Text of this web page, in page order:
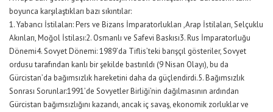
boyunca karşılaştıkları bazı sıkıntılar:
1. Yabancı İstilaları: Pers ve Bizans İmparatorlukları ,Arap İstilaları, Selçuklu
Akınları, Moğol İstilası:2. Osmanlı ve Safevi Baskısı3. Rus İmparatorluğu
Dönemi4. Sovyet Dönemi: 1989’da Tiflis’teki barışçıl gösteriler, Sovyet
ordusu tarafından kanlı bir şekilde bastırıldı (9 Nisan Olayı), bu da
Gürcistan’da bağımsızlık hareketini daha da güçlendirdi.5. Bağımsızlık
Sonrası Sorunlar:1991’de Sovyetler Birliği’nin dağılmasının ardından
Gürcistan bağımsızlığını kazandı, ancak iç savaş, ekonomik zorluklar ve